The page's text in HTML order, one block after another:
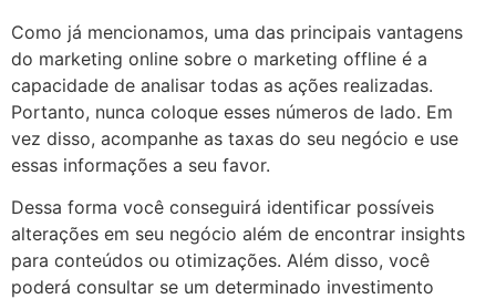
Como já mencionamos, uma das principais vantagens
do marketing online sobre o marketing offline é a
capacidade de analisar todas as ações realizadas.
Portanto, nunca coloque esses números de lado. Em
vez disso, acompanhe as taxas do seu negócio e use
essas informações a seu favor.
Dessa forma você conseguirá identificar possíveis
alterações em seu negócio além de encontrar insights
para conteúdos ou otimizações. Além disso, você
poderá consultar se um determinado investimento